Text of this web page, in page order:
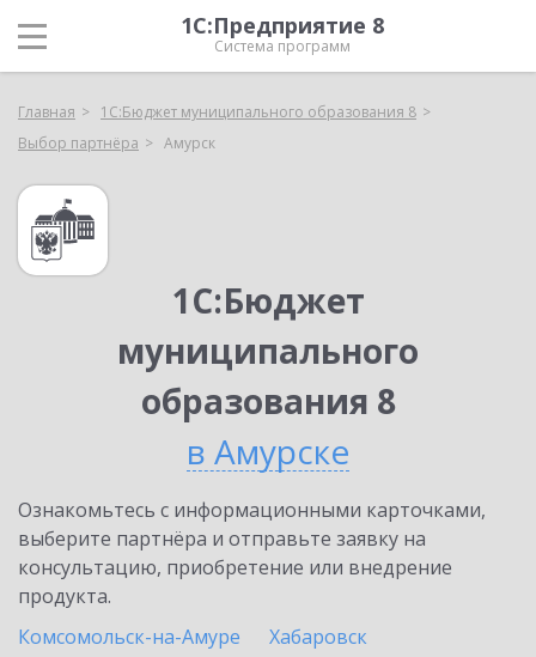
1С:Предприятие 8
Система программ
Главная
1С:Бюджет муниципального образования 8
Выбор партнёра
Амурск
1С:Бюджет
муниципального
образования 8
в Амурске
Ознакомьтесь с информационными карточками,
выберите партнёра и отправьте заявку на
консультацию, приобретение или внедрение
продукта.
Комсомольск-на-Амуре
Хабаровск